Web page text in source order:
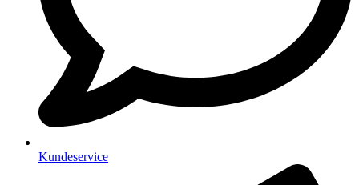
Kundeservice